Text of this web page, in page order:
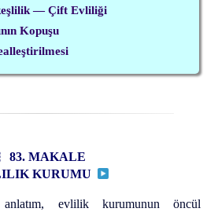
— Çift Evliliği
Kopuşu
83. MAKALE
KURUMU
evlilik kurumunun öncül